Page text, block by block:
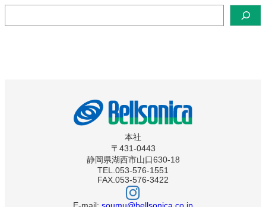
本社
〒431-0443
静岡県湖西市山口630-18
TEL.053-576-1551
FAX.053-576-3422
ベ
ル
ソ